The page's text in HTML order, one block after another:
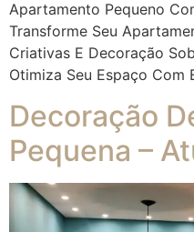
Apartamento Pequeno
Transforme Seu
Criativas E Decoração
Otimiza Seu Espaço Com
Decoração
Pequena –